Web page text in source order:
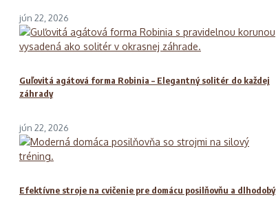
jún 22, 2026
Guľovitá agátová forma Robinia – Elegantný solitér do každej
záhrady
jún 22, 2026
Efektívne stroje na cvičenie pre domácu posilňovňu a dlhodobý